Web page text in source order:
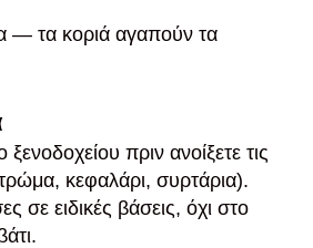
— τα κοριά αγαπούν τα
πριν ανοίξετε τις
κεφαλάρι, συρτάρια).
σε ειδικές βάσεις, όχι στο